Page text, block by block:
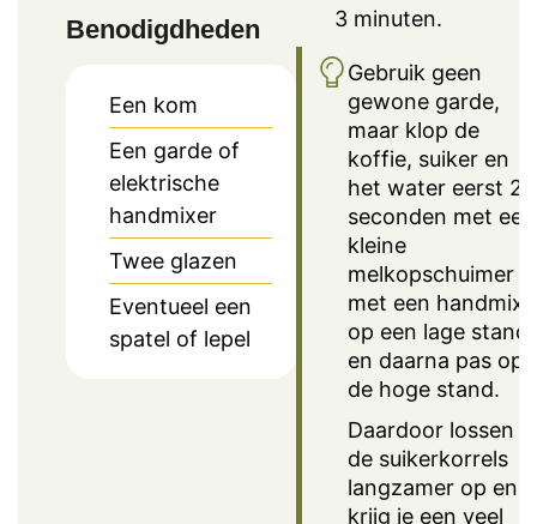
Benodigdheden
Een kom
Een garde of
elektrische
handmixer
Twee glazen
Eventueel een
spatel of lepel
3 minuten.
Gebruik geen
gewone garde,
maar klop de
koffie, suiker en
het water eerst 20
seconden met een
kleine
melkopschuimer
met een
op een lage stand,
en daarna pas op
de hoge stand.
Daardoor lossen
de suikerkorrels
langzamer op en
krijg je een veel